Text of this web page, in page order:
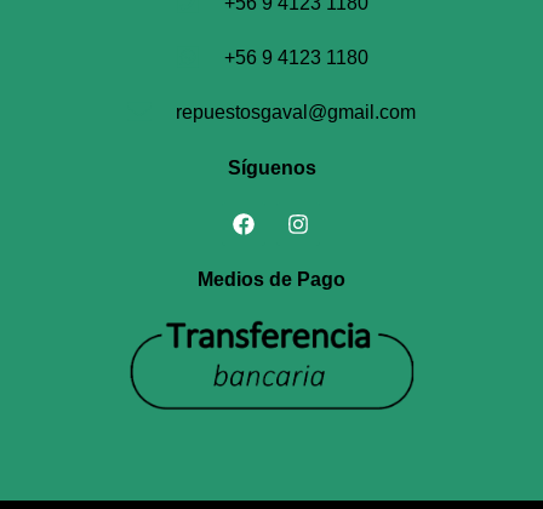
+56 9 4123 1180
repuestosgaval@gmail.com
Síguenos
Medios de Pago